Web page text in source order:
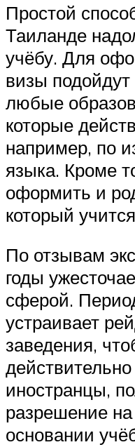
Простой
Таиланде
учёбу. Для
визы подойдут
любые
которые
например, по
языка. Кроме
оформить и
который
По отзывам
годы
сферой.
устраивает
заведения,
иностранцы,
разрешение
основании